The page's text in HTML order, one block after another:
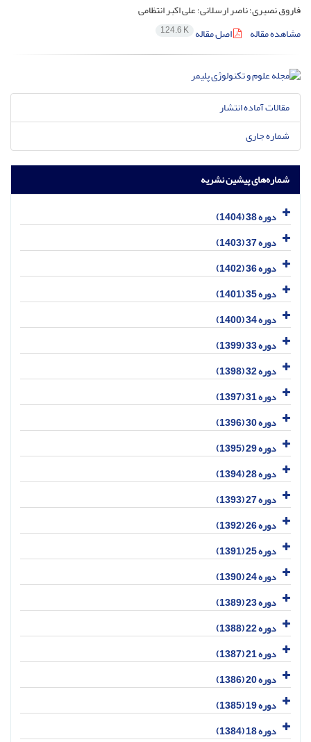
فاروق نصیری؛ ناصر ارسلانی؛ علی اکبر انتظامی
مشاهده مقاله
اصل مقاله 124.6 K
مقالات آماده انتشار
شماره جاری
شماره‌های پیشین نشریه
دوره 38 (1404)
دوره 37 (1403)
دوره 36 (1402)
دوره 35 (1401)
دوره 34 (1400)
دوره 33 (1399)
دوره 32 (1398)
دوره 31 (1397)
دوره 30 (1396)
دوره 29 (1395)
دوره 28 (1394)
دوره 27 (1393)
دوره 26 (1392)
دوره 25 (1391)
دوره 24 (1390)
دوره 23 (1389)
دوره 22 (1388)
دوره 21 (1387)
دوره 20 (1386)
دوره 19 (1385)
دوره 18 (1384)